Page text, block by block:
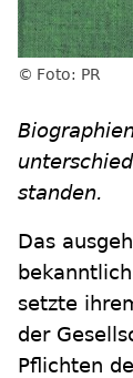
Foto: PR
standen.
Das
setzte
der
Pflichten